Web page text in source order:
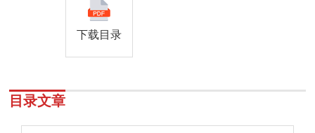
下载目录
目录文章